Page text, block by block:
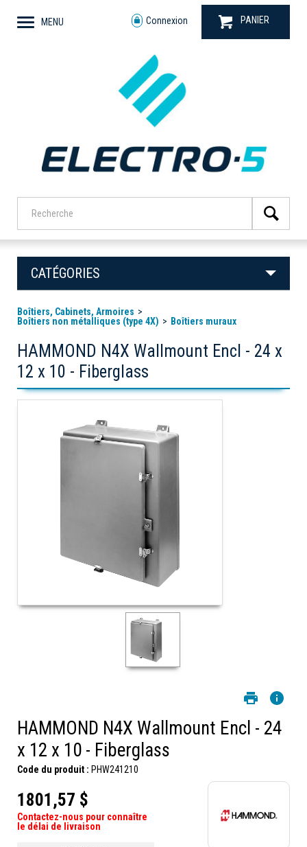
MENU Connexion PANIER
CATÉGORIES
Boîtiers, Cabinets, Armoires
Boîtiers non métalliques (type 4X)
Boîtiers muraux
HAMMOND N4X Wallmount Encl - 24 x
12 x 10 - Fiberglass
HAMMOND N4X Wallmount Encl - 24
x 12 x 10 - Fiberglass
Code du produit : PHW241210
1801,57 $
Contactez-nous pour connaître
le délai de livraison